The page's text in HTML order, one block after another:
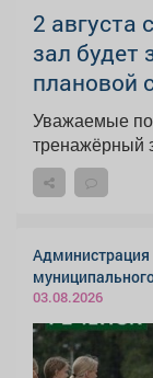
2 августа
зал будет
плановой
Уважаемые посетители! 2
тренажёрный
03.08.2026